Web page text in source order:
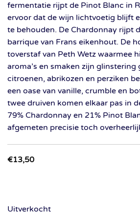
fermentatie rijpt de Pinot Blanc in
ervoor dat de wijn lichtvoetig blijft
te behouden. De Chardonnay rijpt
barrique van Frans eikenhout. De
toverstaf van Peth Wetz waarmee
aroma’s en smaken zijn glinstering
citroenen, abrikozen en perziken
een oase van vanille, crumble en
twee druiven komen elkaar pas in
79% Chardonnay en 21% Pinot
afgemeten precisie toch
€13,50
Uitverkocht